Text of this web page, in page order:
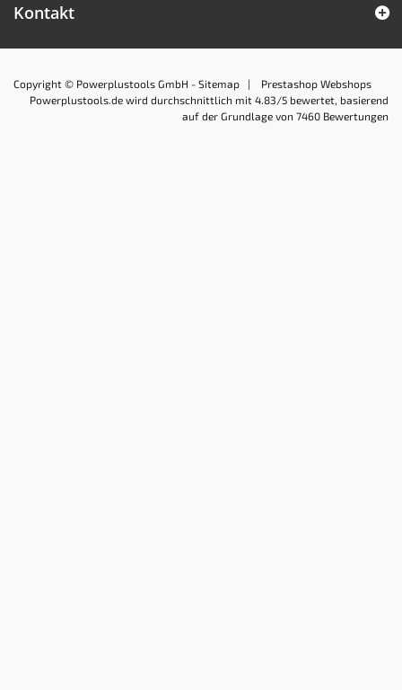
Kontakt
Copyright © Powerplustools GmbH - Sitemap | Prestashop Webshops
Powerplustools.de wird durchschnittlich mit 4.83 /5 bewertet, basierend
auf der Grundlage von 7460 Bewertungen